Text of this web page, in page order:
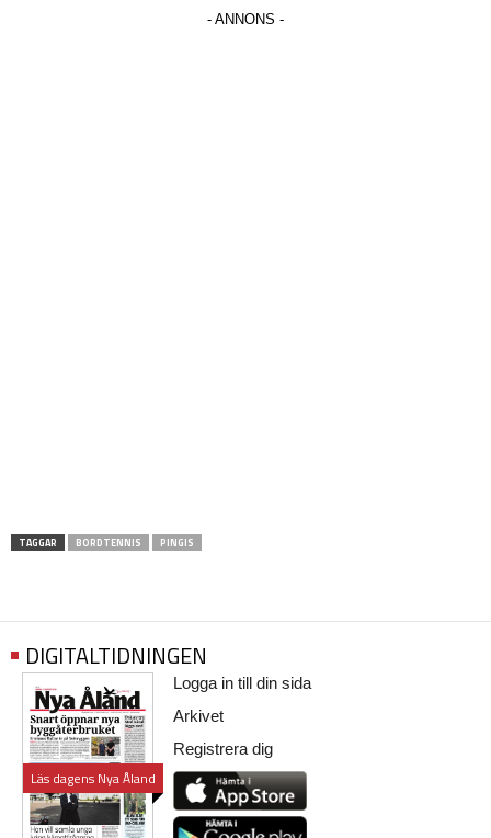
TAGGAR BORDTENNIS PINGIS
DIGITALTIDNINGEN
Läs dagens Nya Åland
Logga in till din sida
Arkivet
Registrera dig